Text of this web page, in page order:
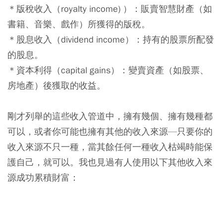
＊版稅收入（royalty income) ）：販賣智慧財產（如
書籍、音樂、戲作）所獲得的版稅。
＊股息收入（dividend income）：持有的股票所配發
的股息。
＊資本利得（capital gains）：變賣資產（如股票、
房地產）後獲取的收益。
剛才列舉的這些收入管道中，擁有幾個、擁有幾種都
可以，或者你可能也擁有其他的收入來源—只要你的
收入來源不只一種，當其餘任何一種收入枯竭時能保
護自己，就可以。我也見過有人使用以下其他收入來
源成功累積財富：